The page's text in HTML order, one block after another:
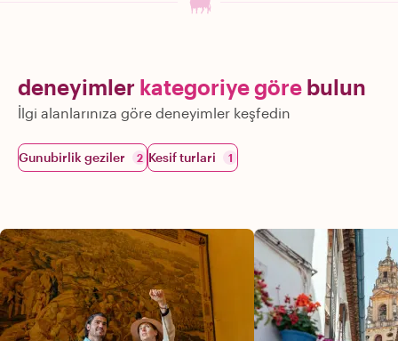
deneyimler kategoriye göre bulun
İlgi alanlarınıza göre deneyimler keşfedin
Gunubirlik geziler 2 Kesif turlari 1